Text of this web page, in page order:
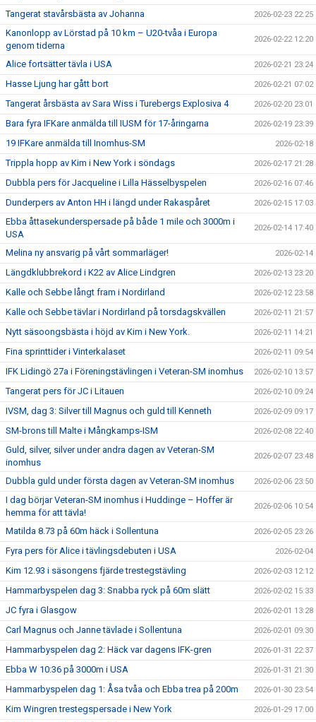
Tangerat stavårsbästa av Johanna 2026-02-23 22:25
Kanonlopp av Lörstad på 10 km – U20-tvåa i Europa
genom tiderna
2026-02-22 12:20
Alice fortsätter tävla i USA 2026-02-21 23:24
Hasse Ljung har gått bort 2026-02-21 07:02
Tangerat årsbästa av Sara Wiss i Turebergs Explosiva 4 2026-02-20 23:01
Bara fyra IFKare anmälda till IUSM för 17-åringarna 2026-02-19 23:39
19 IFKare anmälda till Inomhus-SM 2026-02-18
Trippla hopp av Kim i New York i söndags 2026-02-17 21:28
Dubbla pers för Jacqueline i Lilla Hässelbyspelen 2026-02-16 07:46
Dunderpers av Anton HH i längd under Rakaspåret 2026-02-15 17:03
Ebba åttasekunderspersade på både 1 mile och 3000m i
USA
2026-02-14 17:40
Melina ny ansvarig på vårt sommarläger! 2026-02-14
Längdklubbrekord i K22 av Alice Lindgren 2026-02-13 23:20
Kalle och Sebbe långt fram i Nordirland 2026-02-12 23:58
Kalle och Sebbe tävlar i Nordirland på torsdagskvällen 2026-02-11 21:57
Nytt säsoongsbästa i höjd av Kim i New York. 2026-02-11 14:21
Fina sprinttider i Vinterkalaset 2026-02-11 09:54
IFK Lidingö 27a i Föreningstävlingen i Veteran-SM inomhus 2026-02-10 13:57
Tangerat pers för JC i Litauen 2026-02-10 09:24
IVSM, dag 3: Silver till Magnus och guld till Kenneth 2026-02-09 09:17
SM-brons till Malte i Mångkamps-ISM 2026-02-08 22:40
Guld, silver, silver under andra dagen av Veteran-SM
inomhus
2026-02-07 23:48
Dubbla guld under första dagen av Veteran-SM inomhus 2026-02-06 23:50
I dag börjar Veteran-SM inomhus i Huddinge – Hoffer är
hemma för att tävla!
2026-02-06 10:54
Matilda 8.73 på 60m häck i Sollentuna 2026-02-05 23:26
Fyra pers för Alice i tävlingsdebuten i USA 2026-02-04
Kim 12.93 i säsongens fjärde trestegstävling 2026-02-03 12:12
Hammarbyspelen dag 3: Snabba ryck på 60m slätt 2026-02-02 15:33
JC fyra i Glasgow 2026-02-01 13:28
Carl Magnus och Janne tävlade i Sollentuna 2026-02-01 09:30
Hammarbyspelen dag 2: Häck var dagens IFK-gren 2026-01-31 22:37
Ebba W 10:36 på 3000m i USA 2026-01-31 21:30
Hammarbyspelen dag 1: Åsa tvåa och Ebba trea på 200m 2026-01-30 23:54
Kim Wingren trestegspersade i New York 2026-01-29 17:00